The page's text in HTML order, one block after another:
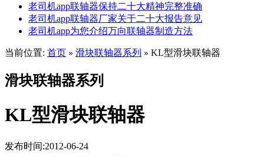
老司机app联轴器保持二十大精神完整准确
老司机app联轴器厂家关于二十大报告意见
老司机app为您介绍万向联轴器制造方法
当前位置: 首页 » 滑块联轴器系列 » KL型滑块联轴器
滑块联轴器系列
KL型滑块联轴器
发布时间:2012-06-24